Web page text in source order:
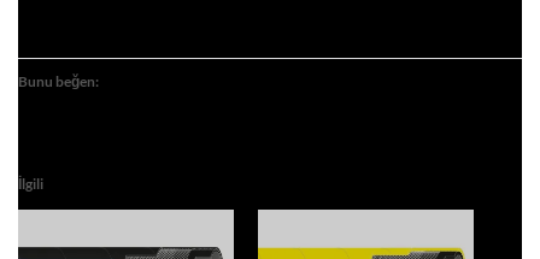
Bunu beğen:
İlgili